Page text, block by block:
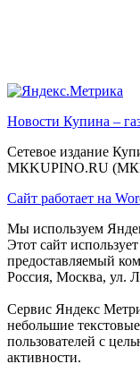
Новости Купина –
Сетевое издание
МКKUPINO.RU
Сайт работает на
Мы используем
Этот сайт
предоставляемый
Россия, Москва, ул.
Сервис Яндекс
небольшие
пользователей с
активности.